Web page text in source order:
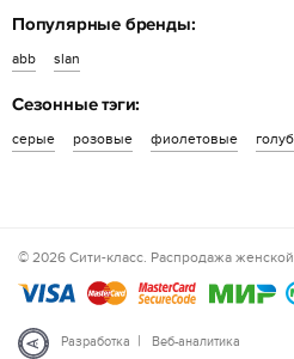
Популярные бренды:
abb slan
Сезонные тэги:
серые розовые фиолетовые
© 2026 Сити-класс. Распродажа
Разработка | Веб-аналитика